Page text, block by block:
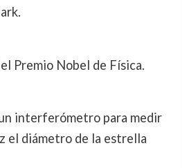
Premio Nobel de Física.
interferómetro para medir
el diámetro de la estrella